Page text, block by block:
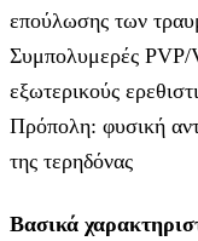
επούλωσης των
Συμπολυμερές PVP/
εξωτερικούς
Πρόπολη: φυσική
της τερηδόνας
Βασικά